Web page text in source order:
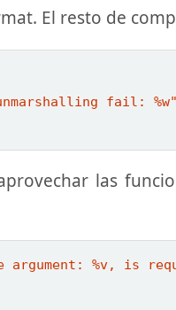
El resto de
fail: %w"
las
argument: %v, is